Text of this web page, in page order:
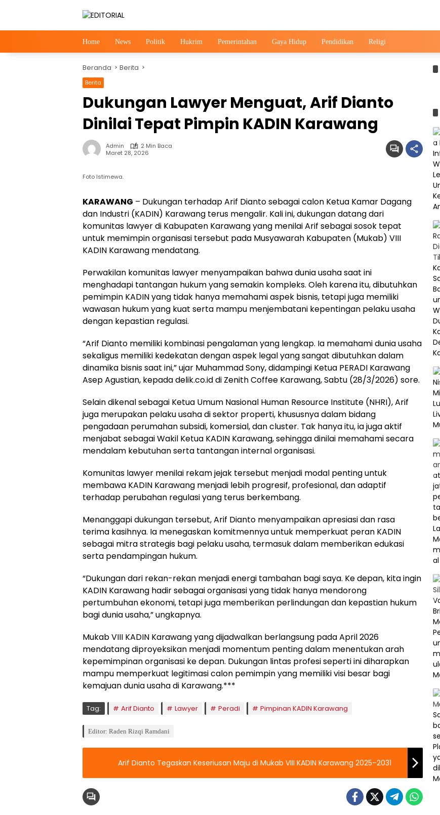
Home News Politik Hukrim Pemerintahan Gaya Hidup Pendidikan Religi
Beranda Berita
Berita
Dukungan Lawyer Menguat, Arif Dianto
Dinilai Tepat Pimpin KADIN Karawang
Admin
2 Min Baca
Maret 28, 2026
Foto Istimewa.
KARAWANG – Dukungan terhadap Arif Dianto sebagai calon Ketua Kamar Dagang
dan Industri (KADIN) Karawang terus mengalir. Kali ini, dukungan datang dari
komunitas lawyer di Kabupaten Karawang yang menilai Arif sebagai sosok tepat
untuk memimpin organisasi tersebut pada Musyawarah Kabupaten (Mukab) VIII
KADIN Karawang mendatang.
Perwakilan komunitas lawyer menyampaikan bahwa dunia usaha saat ini
menghadapi tantangan hukum yang semakin kompleks. Oleh karena itu, dibutuhkan
pemimpin KADIN yang tidak hanya memahami aspek bisnis, tetapi juga memiliki
wawasan hukum yang kuat serta mampu menjembatani kepentingan pelaku usaha
dengan kepastian regulasi.
“Arif Dianto memiliki kombinasi pengalaman yang lengkap. Ia memahami dunia usaha
sekaligus memiliki kedekatan dengan aspek legal yang sangat dibutuhkan dalam
dinamika bisnis saat ini,” ujar Muhammad Sony, didampingi Ketua PERADI Karawang
Asep Agustian, kepada delik.co.id di Zenith Coffee Karawang, Sabtu (28/3/2026) sore.
Selain dikenal sebagai Ketua Umum Nasional Human Resource Institute (NHRI), Arif
juga merupakan pelaku usaha di sektor properti, khususnya dalam bidang
pengadaan perumahan subsidi, komersial, dan cluster. Tak hanya itu, ia juga aktif
menjabat sebagai Wakil Ketua KADIN Karawang, sehingga dinilai memahami secara
mendalam kebutuhan serta tantangan internal organisasi.
Komunitas lawyer menilai rekam jejak tersebut menjadi modal penting untuk
membawa KADIN Karawang menjadi lebih progresif, profesional, dan adaptif
terhadap perubahan regulasi yang terus berkembang.
Menanggapi dukungan tersebut, Arif Dianto menyampaikan apresiasi dan rasa
terima kasihnya. Ia menegaskan komitmennya untuk memperkuat peran KADIN
sebagai mitra strategis bagi pelaku usaha, termasuk dalam memberikan edukasi
serta pendampingan hukum.
“Dukungan dari rekan-rekan menjadi energi tambahan bagi saya. Ke depan, kita ingin
KADIN Karawang hadir sebagai organisasi yang tidak hanya mendorong
pertumbuhan ekonomi, tetapi juga memberikan perlindungan dan kepastian hukum
bagi dunia usaha,” ungkapnya.
Mukab VIII KADIN Karawang yang dijadwalkan berlangsung pada April 2026
mendatang diproyeksikan menjadi momentum penting dalam menentukan arah
kepemimpinan organisasi ke depan. Dukungan lintas profesi seperti ini diharapkan
mampu memperkuat legitimasi calon pemimpin yang memiliki visi besar bagi
kemajuan dunia usaha di Karawang.***
Tag: Arif Dianto Lawyer Peradi Pimpinan KADIN Karawang
Editor: Raden Rizqi Ramdani
Arif Dianto Tegaskan Keseriusan Maju di Mukab VIII KADIN Karawang 2025–2031